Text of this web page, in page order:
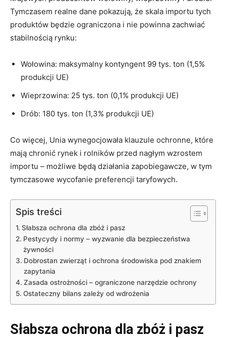
Tymczasem realne dane pokazują, że skala importu tych
produktów będzie ograniczona i nie powinna zachwiać
stabilnością rynku:
Wołowina: maksymalny kontyngent 99 tys. ton (1,5%
produkcji UE)
Wieprzowina: 25 tys. ton (0,1% produkcji UE)
Drób: 180 tys. ton (1,3% produkcji UE)
Co więcej, Unia wynegocjowała klauzule ochronne, które
mają chronić rynek i rolników przed nagłym wzrostem
importu – możliwe będą działania zapobiegawcze, w tym
tymczasowe wycofanie preferencji taryfowych.
Spis treści
Słabsza ochrona dla zbóż i pasz
Pestycydy i normy – wyzwanie dla bezpieczeństwa
żywności
Dobrostan zwierząt i ochrona środowiska pod znakiem
zapytania
Zasada ostrożności – ograniczone narzędzie ochrony
Ostateczny bilans zależy od wdrożenia
Słabsza ochrona dla zbóż i pasz